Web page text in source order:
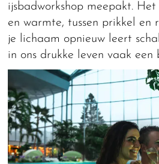
ijsbadworkshop meepakt.
en warmte, tussen prikkel en
je lichaam opnieuw leert
in ons drukke leven vaak een